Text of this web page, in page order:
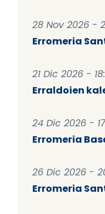
28 Nov 2026 -
Erromeria
21 Dic 2026 -
Erraldoien
24 Dic 2026 -
Erromeria
26 Dic 2026 -
Erromeria